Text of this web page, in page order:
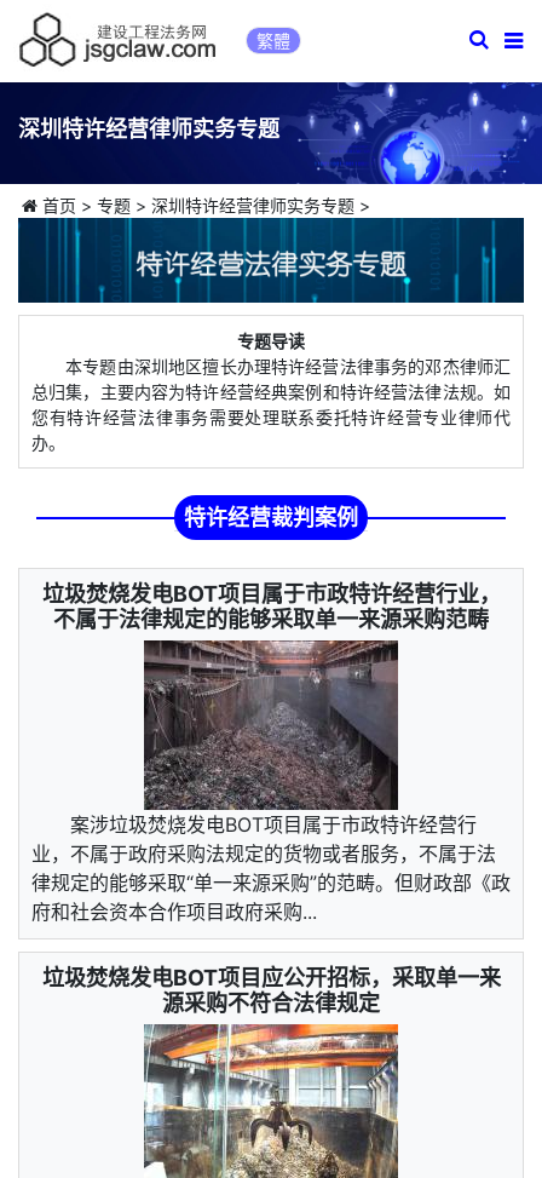
繁體
深圳特许经营律师实务专题
首页 > 专题> 深圳特许经营律师实务专题>
专题导读
本专题由深圳地区擅长办理特许经营法律事务的邓杰律师汇
总归集，主要内容为特许经营经典案例和特许经营法律法规。如
您有特许经营法律事务需要处理联系委托特许经营专业律师代
办。
特许经营裁判案例
垃圾焚烧发电BOT项目属于市政特许经营行业，
不属于法律规定的能够采取单一来源采购范畴
案涉垃圾焚烧发电BOT项目属于市政特许经营行
业，不属于政府采购法规定的货物或者服务，不属于法
律规定的能够采取“单一来源采购”的范畴。但财政部《政
府和社会资本合作项目政府采购...
垃圾焚烧发电BOT项目应公开招标，采取单一来
源采购不符合法律规定